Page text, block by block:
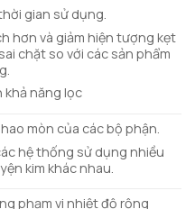
gian sử dụng.
hơn và giảm hiện tượng kẹt
chặt so với các sản phẩm
khả năng lọc
mòn của các bộ phận.
hệ thống sử dụng nhiều
kim khác nhau.
phạm vi nhiệt độ rộng